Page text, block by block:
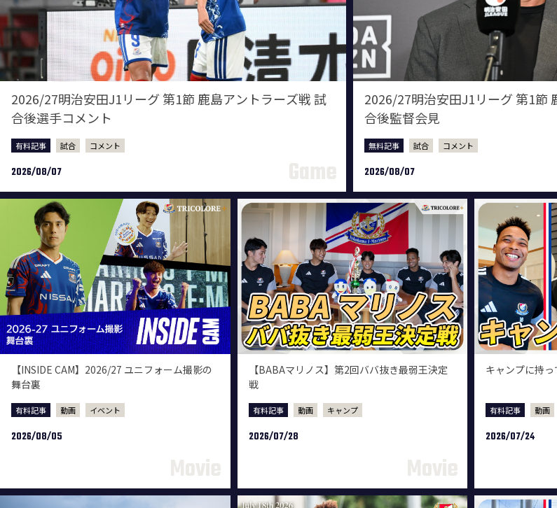
2026/27明治安田J1リーグ 第1節 鹿島アントラーズ戦 試
合後選手コメント
有料記事 試合 コメント
2026/08/07
2026/27明治安田J1リーグ 第1節
合後監督会見
無料記事 試合 コメント
2026/08/07
【INSIDE CAM】2026/27 ユニフォーム撮影の
舞台裏
有料記事 動画 イベント
2026/08/05
【BABAマリノス】第2回ババ抜き最弱王決定
戦
有料記事 動画 キャンプ
2026/07/28
キャンプに持
有料記事 動画
2026/07/24